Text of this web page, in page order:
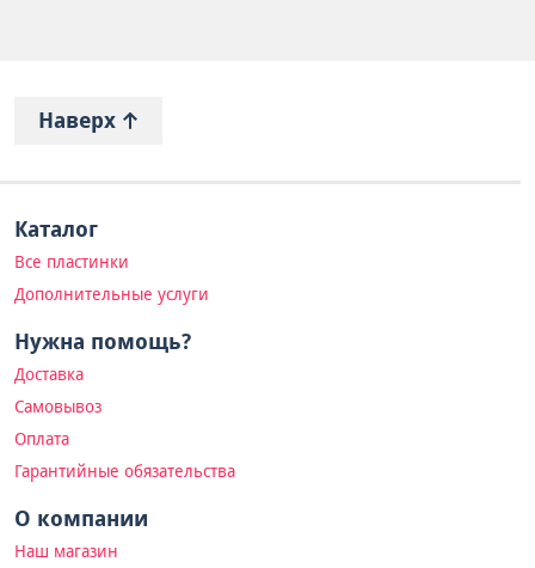
Наверх
Каталог
Все пластинки
Дополнительные услуги
Нужна помощь?
Доставка
Самовывоз
Оплата
Гарантийные обязательства
О компании
Наш магазин